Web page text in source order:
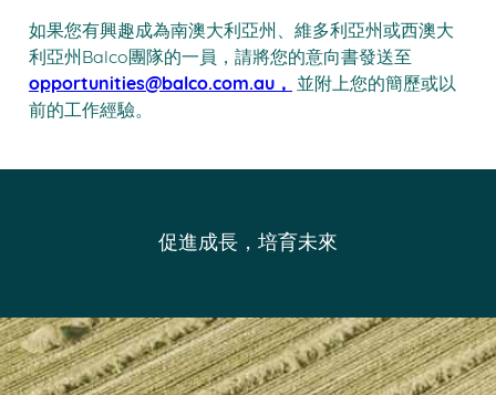
如果您有興趣成為南澳大利亞州、維多利亞州或西澳大
利亞州Balco團隊的一員，請將您的意向書發送至
opportunities@balco.com.au，
並附上您的簡歷或以
前的工作經驗。
促進成長，培育未來